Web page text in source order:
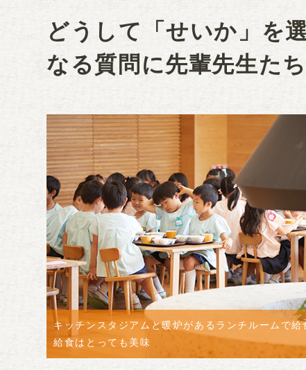
どうして「せいか」を
なる質問に先輩先生た
キッチンスタジアムと暖炉があるランチルームで給
給食はとっても美味